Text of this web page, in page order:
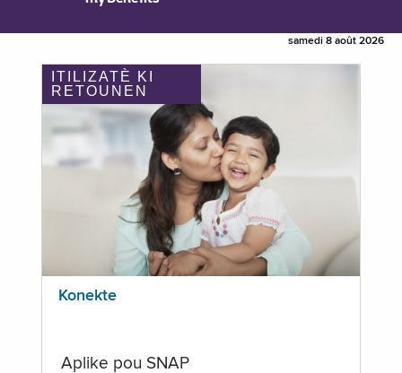
samedi 8 août 2026
ITILIZATÈ KI
RETOUNEN
Konekte
Aplike pou SNAP